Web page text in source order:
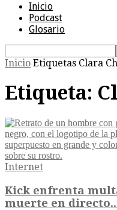
Inicio
Podcast
Glosario
Inicio Etiquetas Clara
Etiqueta:
Internet
Kick enfrenta
muerte en